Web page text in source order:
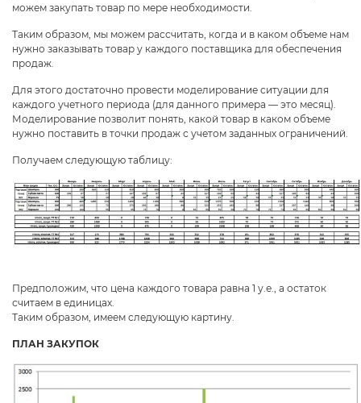
можем закупать товар по мере необходимости.
Таким образом, мы можем рассчитать, когда и в каком объеме нам
нужно заказывать товар у каждого поставщика для обеспечения
продаж.
Для этого достаточно провести моделирование ситуации для
каждого учетного периода (для данного примера — это месяц).
Моделирование позволит понять, какой товар в каком объеме
нужно поставить в точки продаж с учетом заданных ограничений.
Получаем следующую таблицу:
Предположим, что цена каждого товара равна 1 у.е., а остаток
считаем в единицах.
Таким образом, имеем следующую картину.
ПЛАН ЗАКУПОК